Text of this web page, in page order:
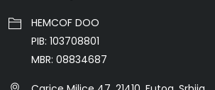
HEMCOF DOO
PIB: 103708801
MBR: 08834687